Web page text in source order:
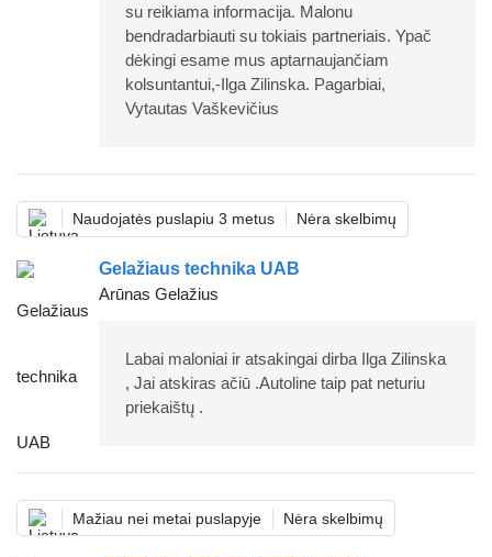
su reikiama informacija. Malonu
bendradarbiauti su tokiais partneriais. Ypač
dėkingi esame mus aptarnaujančiam
kolsuntantui,-Ilga Zilinska. Pagarbiai,
Vytautas Vaškevičius
Naudojatės puslapiu 3 metus Nėra skelbimų
Gelažiaus technika UAB
Arūnas Gelažius
Labai maloniai ir atsakingai dirba Ilga Zilinska
, Jai atskiras ačiū .Autoline taip pat neturiu
priekaištų .
Mažiau nei metai puslapyje Nėra skelbimų